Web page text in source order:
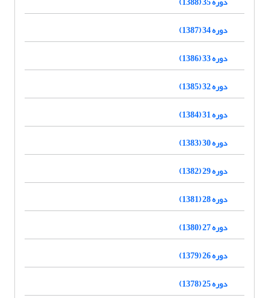
دوره 34 (1387)
دوره 33 (1386)
دوره 32 (1385)
دوره 31 (1384)
دوره 30 (1383)
دوره 29 (1382)
دوره 28 (1381)
دوره 27 (1380)
دوره 26 (1379)
دوره 25 (1378)